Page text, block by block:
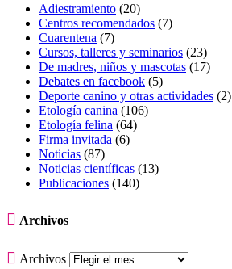
Adiestramiento (20)
Centros recomendados (7)
Cuarentena (7)
Cursos, talleres y seminarios (23)
De madres, niños y mascotas (17)
Debates en facebook (5)
Deporte canino y otras actividades (2)
Etología canina (106)
Etología felina (64)
Firma invitada (6)
Noticias (87)
Noticias científicas (13)
Publicaciones (140)
 Archivos
 Archivos